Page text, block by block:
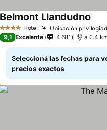
4 EstrellasHotel Ubicación
Belmont Llandudno
9,1 Excelente 4.681
Seleccioná las fechas para
precios exactos